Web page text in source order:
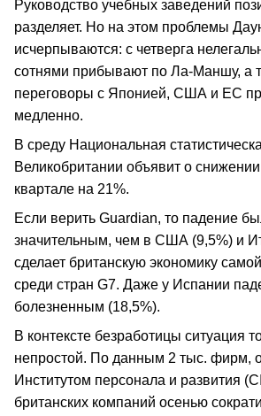
Руководство учебных заведений
разделяет. Но на этом проблемы
исчерпываются: с четверга
сотнями прибывают по Ла-Маншу, а
переговоры с Японией, США и ЕС
медленно.
В среду Национальная
Великобритании объявит о
квартале на 21%.
Если верить Guardian, то падение
значительным, чем в США (9,5%) и
сделает британскую экономику
среди стран G7. Даже у Испании
болезненным (18,5%).
В контексте безработицы ситуация
непростой. По данным 2 тыс. фирм,
Институтом персонала и развития
британских компаний осенью